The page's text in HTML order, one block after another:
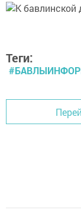
Теги: